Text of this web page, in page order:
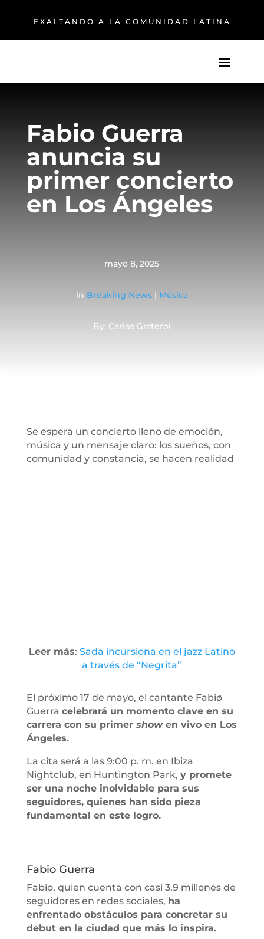
EXALTANDO A LA COMUNIDAD LATINA
Fabio Guerra
anuncia su
primer concierto
en Los Ángeles
mayo 8, 2025
in Breaking News| Música
By: Carlos Graterol
Se espera un concierto lleno de emoción,
música y un mensaje claro: los sueños, con
comunidad y constancia, se hacen realidad
Leer más: Sada incursiona en el jazz Latino
a través de “Negrita”
El próximo 17 de mayo, el cantante Fabiø
Guerra celebrará un momento clave en su
carrera con su primer showen vivo en Los
Ángeles.
La cita será a las 9:00 p. m. en Ibiza
Nightclub, en Huntington Park, y promete
ser una noche inolvidable para sus
seguidores, quienes han sido pieza
fundamental en este logro.
Fabio Guerra
Fabio, quien cuenta con casi 3,9 millones de
seguidores en redes sociales, ha
enfrentado obstáculos para concretar su
debut en la ciudad que más lo inspira.